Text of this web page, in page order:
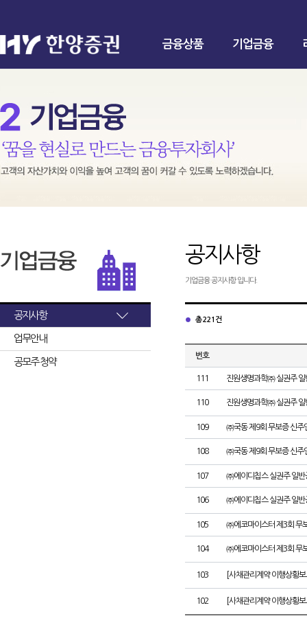
금융상품 기업금융
공지사항
업무안내
공모주 청약
공지사항
기업금융 공지사항 입니다.
총 221건
번호
111 진원생명과학㈜ 실권주 일
110 진원생명과학㈜ 실권주
109 ㈜국동 제9회 무보증 신주
108 ㈜국동 제9회 무보증 신주
107 ㈜에이디칩스 실권주 일반
106 ㈜에이디칩스 실권주 일반
105 ㈜에코마이스터 제3회 무
104 ㈜에코마이스터 제3회 무
103 [사채관리계약 이행상황
102 [사채관리계약 이행상황